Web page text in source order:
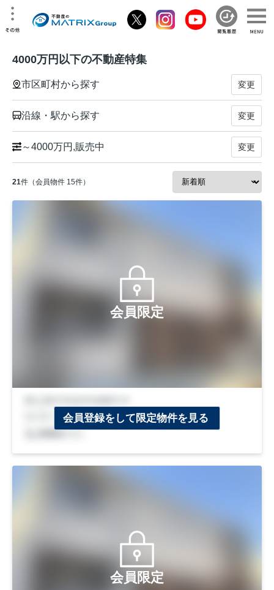
4000万円以下の不動産特集
市区町村から探す 変更
沿線・駅から探す 変更
～4000万円,販売中 変更
21件（会員物件 15件）
会員限定
会員登録をして限定物件を見る
会員限定